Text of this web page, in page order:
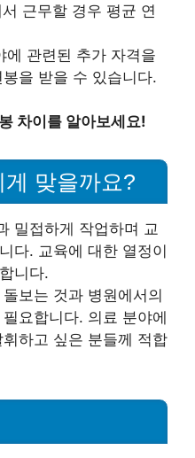
근무할 경우 평균 연
에 관련된 추가 자격을
을 받을 수 있습니다.
차이를 알아보세요!
맞을까요?
밀접하게 작업하며 교
다. 교육에 대한 열정이
니다.
보는 것과 병원에서의
요합니다. 의료 분야에
하고 싶은 분들께 적합